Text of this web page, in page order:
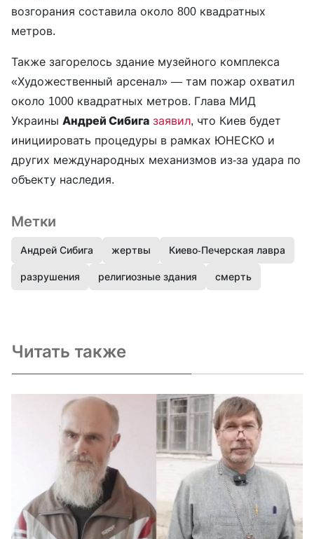
возгорания составила около 800 квадратных
метров.
Также загорелось здание музейного комплекса
«Художественный арсенал» — там пожар охватил
около 1000 квадратных метров. Глава МИД
Украины Андрей Сибига заявил, что Киев будет
инициировать процедуры в рамках ЮНЕСКО и
других международных механизмов из-за удара по
объекту наследия.
Метки
Андрей Сибига жертвы Киево-Печерская лавра
разрушения религиозные здания смерть
Читать также